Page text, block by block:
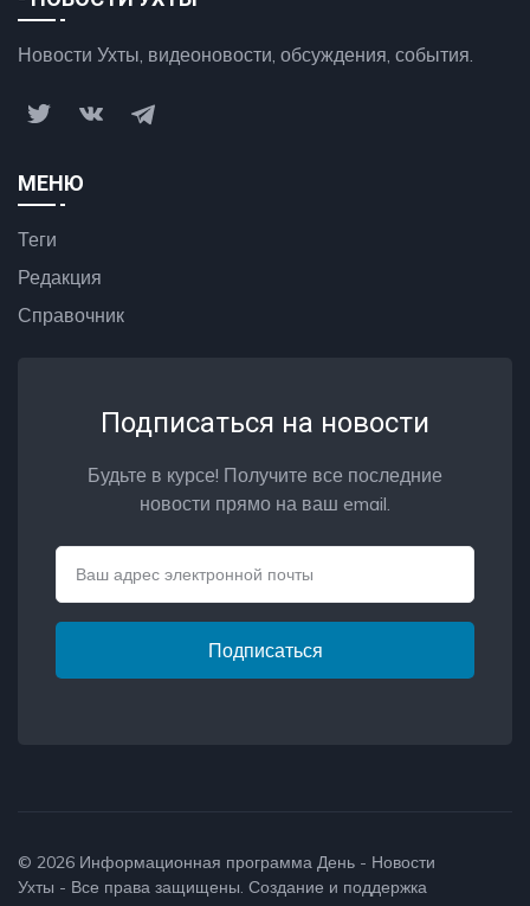
Новости Ухты, видеоновости, обсуждения, события.
МЕНЮ
Теги
Редакция
Справочник
Подписаться на новости
Будьте в курсе! Получите все последние
новости прямо на ваш email.
Подписаться
© 2026 Информационная программа День - Новости
Ухты - Все права защищены. Создание и поддержка